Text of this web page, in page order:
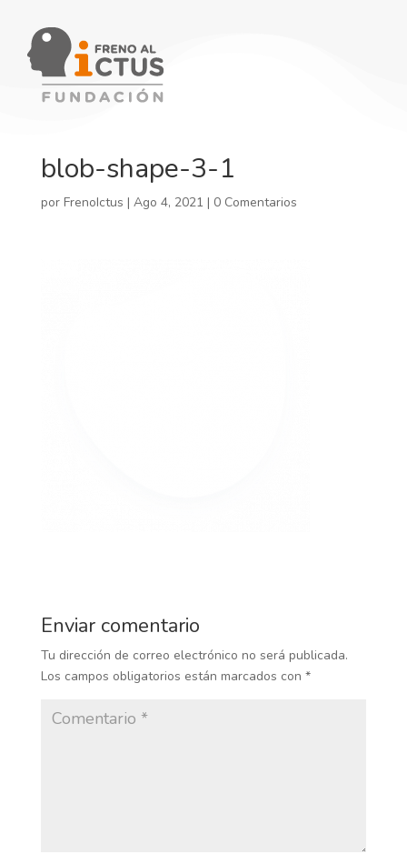
blob-shape-3-1
por FrenoIctus | Ago 4, 2021 | 0 Comentarios
Enviar comentario
Tu dirección de correo electrónico no será publicada.
Los campos obligatorios están marcados con *